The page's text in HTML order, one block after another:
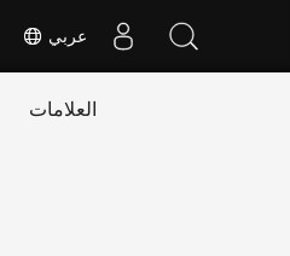
عربي
العلامات